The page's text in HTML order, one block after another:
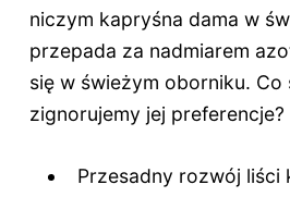
niczym kapryśna dama w
przepada za nadmiarem
się w świeżym oborniku. Co
zignorujemy jej preferencje?
Przesadny rozwój liści